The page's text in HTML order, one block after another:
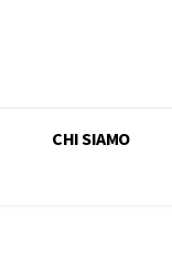
CHI SIAMO